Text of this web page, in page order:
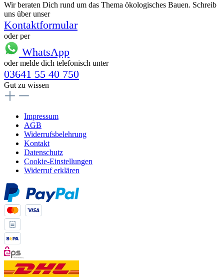
Wir beraten Dich rund um das Thema ökologisches Bauen. Schreib
uns über unser
Kontaktformular
oder per
WhatsApp
oder melde dich telefonisch unter
03641 55 40 750
Gut zu wissen
Impressum
AGB
Widerrufsbelehrung
Kontakt
Datenschutz
Cookie-Einstellungen
Widerruf erklären